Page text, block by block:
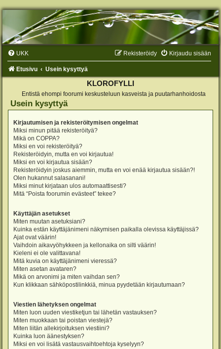
UKK Kirjaudu sisään
Rekisteröidy
Etusivu Usein kysyttyä
KLOROFYLLI
Entistä ehompi foorumi keskusteluun kasveista ja puutarhanhoidosta
Usein kysyttyä
Kirjautumisen ja rekisteröitymisen ongelmat
Miksi minun pitää rekisteröityä?
Mikä on COPPA?
Miksi en voi rekisteröityä?
Rekisteröidyin, mutta en voi kirjautua!
Miksi en voi kirjautua sisään?
Rekisteröidyin joskus aiemmin, mutta en voi enää kirjautua sisään?!
Olen hukannut salasanani!
Miksi minut kirjataan ulos automaattisesti?
Mitä “Poista foorumin evästeet” tekee?
Käyttäjän asetukset
Miten muutan asetuksiani?
Kuinka estän käyttäjänimeni näkymisen paikalla olevissa käyttäjissä?
Ajat ovat väärin!
Vaihdoin aikavyöhykkeen ja kellonaika on silti väärin!
Kieleni ei ole valittavana!
Mitä kuvia on käyttäjänimeni vieressä?
Miten asetan avataren?
Mikä on arvonimi ja miten vaihdan sen?
Kun klikkaan sähköpostilinkkiä, minua pyydetään kirjautumaan?
Viestien lähetyksen ongelmat
Miten luon uuden viestiketjun tai lähetän vastauksen?
Miten muokkaan tai poistan viestejä?
Miten liitän allekirjoituksen viestiini?
Kuinka luon äänestyksen?
Miksi en voi lisätä vastausvaihtoehtoja kyselyyn?